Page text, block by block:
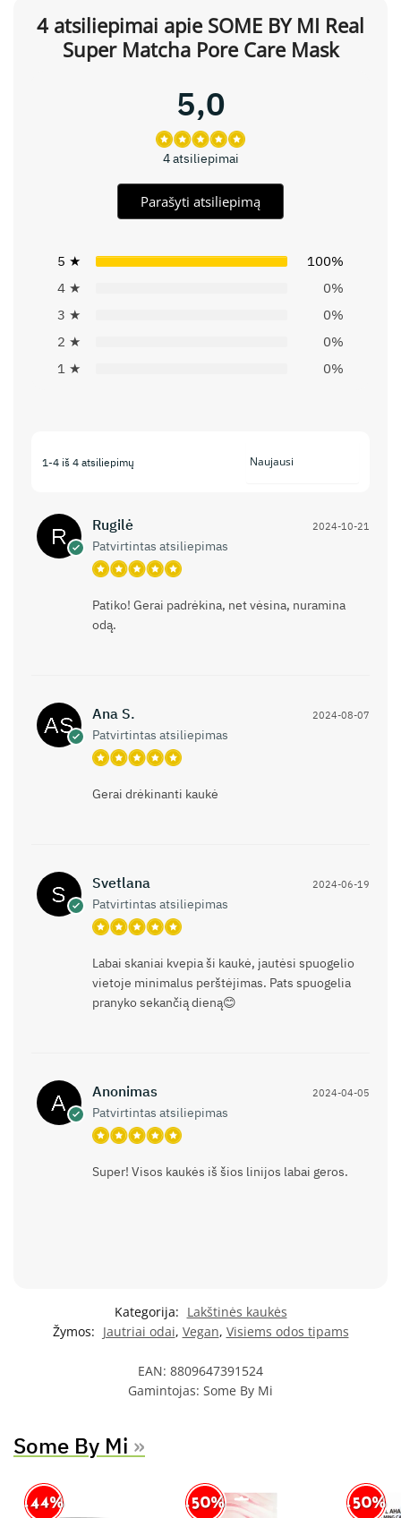
4 atsiliepimai apie SOME BY MI Real
Super Matcha Pore Care Mask
5,0
4 atsiliepimai
Parašyti atsiliepimą
5 ★
100%
4 ★
0%
3 ★
0%
2 ★
0%
1 ★
0%
1-4 iš 4 atsiliepimų
Rugilė
Patvirtintas atsiliepimas
2024-10-21
Patiko! Gerai padrėkina, net vėsina, nuramina
odą.
Ana S.
Patvirtintas atsiliepimas
2024-08-07
Gerai drėkinanti kaukė
Svetlana
Patvirtintas atsiliepimas
2024-06-19
Labai skaniai kvepia ši kaukė, jautėsi spuogelio
vietoje minimalus perštėjimas. Pats spuogelia
pranyko sekančią dieną😊
Anonimas
Patvirtintas atsiliepimas
2024-04-05
Super! Visos kaukės iš šios linijos labai geros.
Kategorija: Lakštinės kaukės
Žymos: Jautriai odai, Vegan, Visiems odos tipams
EAN: 8809647391524
Gamintojas: Some By Mi
Some By Mi »
-44% -50% -50%